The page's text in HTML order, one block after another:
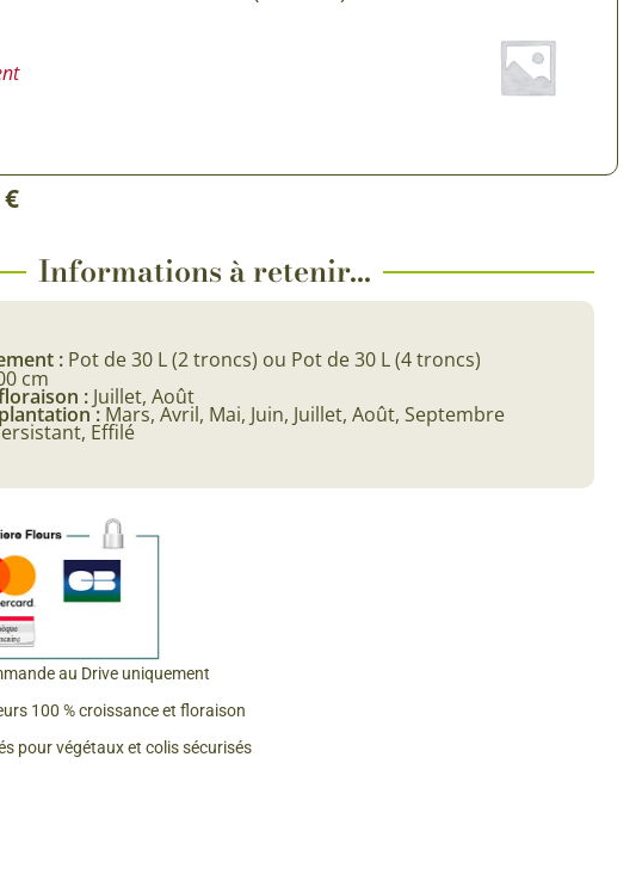
€Plage
prix :
441,00 €
667,00 €
Informations à retenir...
: Pot de 30 L (2 troncs) ou Pot de 30 L (4 troncs)
cm
: Juillet, Août
: Mars, Avril, Mai, Juin, Juillet, Août, Septembre
Effilé
au Drive uniquement
100 % croissance et floraison
pour végétaux et colis sécurisés